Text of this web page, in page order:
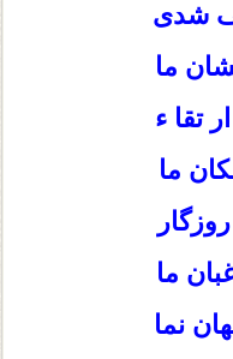
شدی
ما
تقا ء
ما
ما
نما